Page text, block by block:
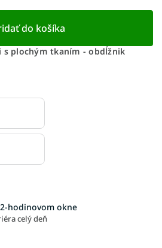
do košíka
s plochým tkaním - obdĺžnik
hodinovom okne
celý deň